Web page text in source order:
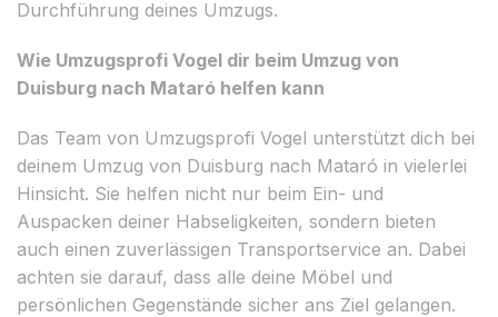
Durchführung deines Umzugs.
Wie Umzugsprofi Vogel dir beim Umzug von
Duisburg nach Mataró helfen kann
Das Team von Umzugsprofi Vogel unterstützt dich bei
deinem Umzug von Duisburg nach Mataró in vielerlei
Hinsicht. Sie helfen nicht nur beim Ein- und
Auspacken deiner Habseligkeiten, sondern bieten
auch einen zuverlässigen Transportservice an. Dabei
achten sie darauf, dass alle deine Möbel und
persönlichen Gegenstände sicher ans Ziel gelangen.